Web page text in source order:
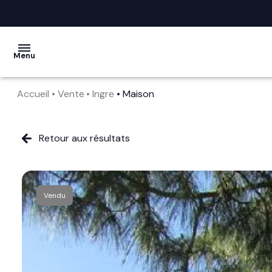
Menu
vendre
société
nos
services
Accueil Vente Ingre Maison
Retour aux résultats
Vendu